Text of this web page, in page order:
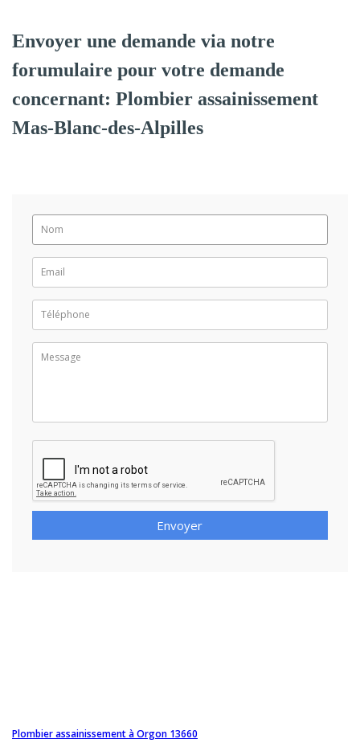
Envoyer une demande via notre
forumulaire pour votre demande
concernant: Plombier assainissement
Mas-Blanc-des-Alpilles
Envoyer
Plombier assainissement à Orgon 13660